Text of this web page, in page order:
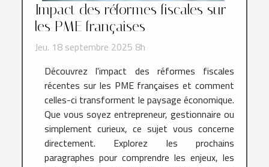
Impact des réformes fiscales sur
les PME françaises
Jeu. 18 septembre 2025 8h
Découvrez l'impact des réformes fiscales
récentes sur les PME françaises et comment
celles-ci transforment le paysage économique.
Que vous soyez entrepreneur, gestionnaire ou
simplement curieux, ce sujet vous concerne
directement. Explorez les prochains
paragraphes pour comprendre les enjeux, les